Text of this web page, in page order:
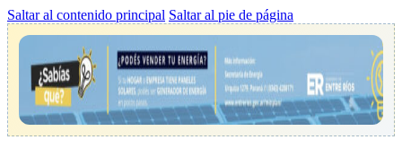
Saltar al contenido principal Saltar al pie de página